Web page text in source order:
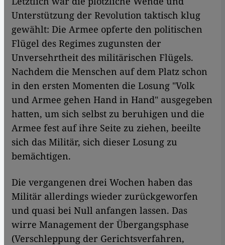
Unterstützung der Revolution taktisch klug
gewählt: Die Armee opferte den politischen
Flügel des Regimes zugunsten der
Unversehrtheit des militärischen Flügels.
Nachdem die Menschen auf dem Platz schon
in den ersten Momenten die Losung "Volk
und Armee gehen Hand in Hand" ausgegeben
hatten, um sich selbst zu beruhigen und die
Armee fest auf ihre Seite zu ziehen, beeilte
sich das Militär, sich dieser Losung zu
bemächtigen.
Die vergangenen drei Wochen haben das
Militär allerdings wieder zurückgeworfen
und quasi bei Null anfangen lassen. Das
wirre Management der Übergangsphase
(Verschleppung der Gerichtsverfahren,